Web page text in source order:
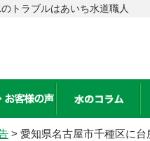
トラブルはあいち水道職人
> 愛知県名古屋市千種区に台